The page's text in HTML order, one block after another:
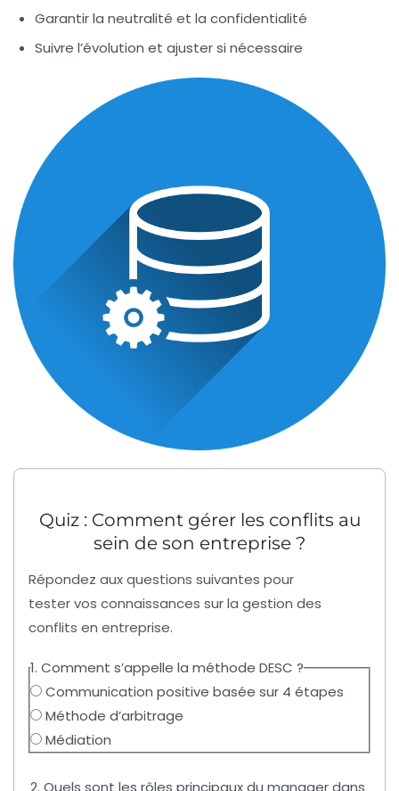
Garantir la neutralité et la confidentialité
Suivre l’évolution et ajuster si nécessaire
Quiz : Comment gérer les conflits au
sein de son entreprise ?
Répondez aux questions suivantes pour
tester vos connaissances sur la gestion des
conflits en entreprise.
1. Comment s’appelle la méthode DESC ?
Communication positive basée sur 4 étapes
Méthode d’arbitrage
Médiation
2. Quels sont les rôles principaux du manager dans